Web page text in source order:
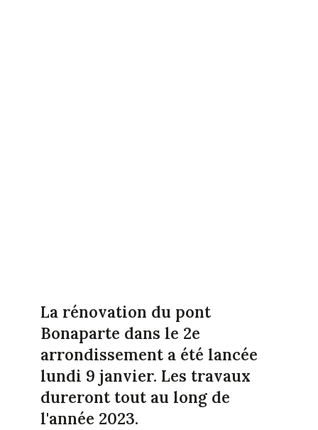
La rénovation du pont
Bonaparte dans le 2e
arrondissement a été lancée
lundi 9 janvier. Les travaux
dureront tout au long de
l'année 2023.